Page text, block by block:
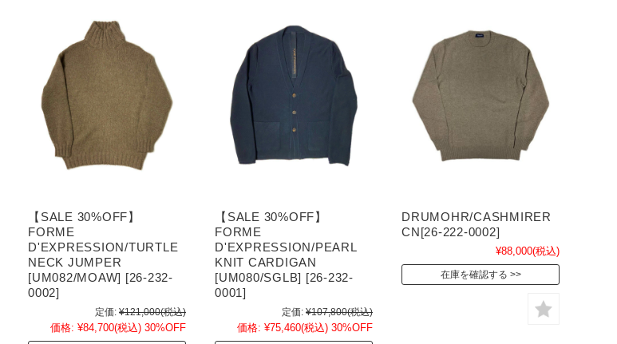
【SALE 30%OFF】
FORME
D'EXPRESSION/TURTLE
NECK JUMPER
[UM082/MOAW] [26-232-
0002]
定価: ¥121,000(税込)
価格: ¥84,700(税込) 30%OFF
【SALE 30%OFF】
FORME
D'EXPRESSION/PEARL
KNIT CARDIGAN
[UM080/SGLB] [26-232-
0001]
定価: ¥107,800(税込)
価格: ¥75,460(税込) 30%OFF
DRUMOHR/CASHMIRER
CN[26-222-0002]
¥88,000(税込)
在庫を確認する